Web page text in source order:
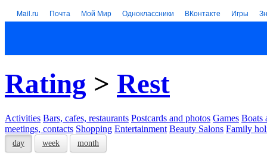
Mail.ru Почта Мой Мир Одноклассники ВКонтакте Игры
Rating > Rest
Activities Bars, cafes, restaurants Postcards and photos Games Boats
meetings, contacts Shopping Entertainment Beauty Salons Family
day week month